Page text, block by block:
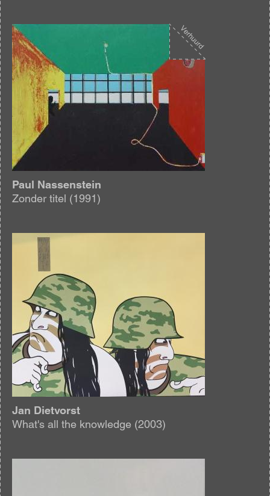
Afbeelding
Paul Nassenstein
Zonder titel (1991)
Afbeelding
Jan Dietvorst
What's all the knowledge (2003)